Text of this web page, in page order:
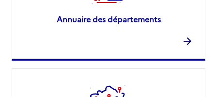
Annuaire des départements